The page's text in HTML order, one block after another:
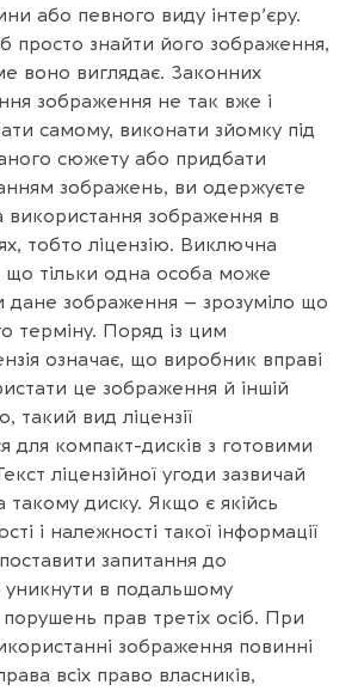
або певного виду інтер’єру.
просто знайти його зображення,
воно виглядає. Законних
зображення не так вже і
самому, виконати зйомку під
сюжету або придбати
зображень, ви одержуєте
використання зображення в
тобто ліцензію. Виключна
що тільки одна особа може
дане зображення – зрозуміло що
терміну. Поряд із цим
означає, що виробник вправі
це зображення й іншій
такий вид ліцензії
для компакт-дисків з готовими
ліцензійної угоди зазвичай
такому диску. Якщо є якійсь
і належності такої інформації
запитання до
в подальшому
прав третіх осіб. При
зображення повинні
всіх право власників,